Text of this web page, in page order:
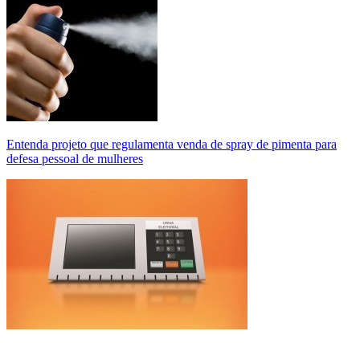
Entenda projeto que regulamenta venda de spray de pimenta para
defesa pessoal de mulheres